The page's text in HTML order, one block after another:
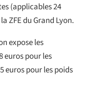
(applicables 24
ZFE du Grand Lyon.
expose les
euros pour les
euros pour les poids